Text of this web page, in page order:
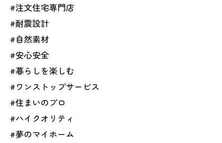
#注文住宅専門店
#耐震設計
#自然素材
#安心安全
#暮らしを楽しむ
#ワンストップサービス
#住まいのプロ
#ハイクオリティ
#夢のマイホーム